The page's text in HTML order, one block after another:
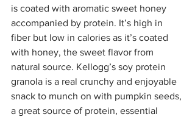
is coated with aromatic sweet honey
accompanied by protein. It’s high in
fiber but low in calories as it’s coated
with honey, the sweet flavor from
natural source. Kellogg’s soy protein
granola is a real crunchy and enjoyable
snack to munch on with pumpkin seeds,
a great source of protein, essential